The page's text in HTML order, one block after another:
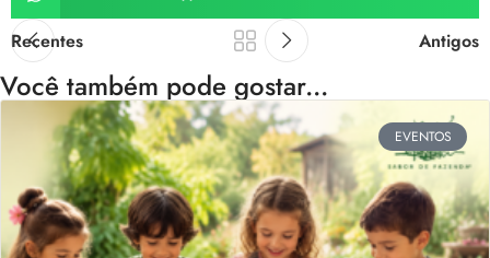
Recentes Antigos
Você também pode gostar...
EVENTOS